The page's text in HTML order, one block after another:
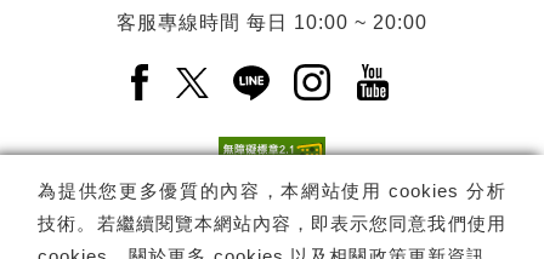
為提供您更多優質的內容，本網站使用 cookies 分析
技術。若繼續閱覽本網站內容，即表示您同意我們使用
客服專線時間 每日 10:00 ~ 20:00
Facebook(另開新視窗)
X(另開新視窗)
LINE(另開新視窗)
Instagram(另開新視
YouTube(另開
電子報訂閱 訂閱